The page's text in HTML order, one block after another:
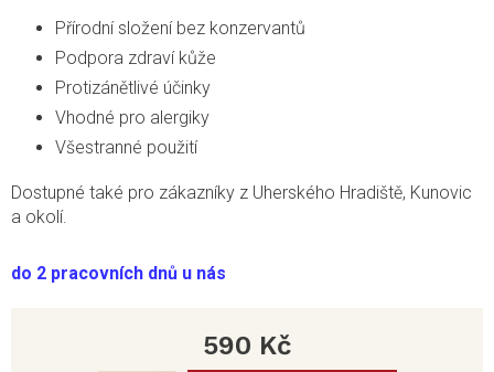
do 2 pracovních dnů u nás
Přírodní složení bez konzervantů
Podpora zdraví kůže
Protizánětlivé účinky
Vhodné pro alergiky
Všestranné použití
Dostupné také pro zákazníky z Uherského Hradiště, Kunovic
a okolí.
590 Kč